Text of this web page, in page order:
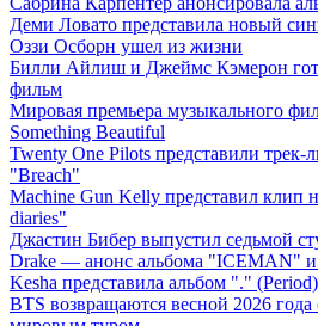
Деми Ловато представила новый
Оззи Осборн ушел из жизни
Билли Айлиш и Джеймс Кэмерон
фильм
Мировая премьера музыкального
Something Beautiful
Twenty One Pilots представили трек-
"Breach"
Machine Gun Kelly представил клип
diaries"
Джастин Бибер выпустил седьмой
Drake — анонс альбома "ICEMAN" и
Kesha представила альбом "." (Period)
BTS возвращаются весной 2026